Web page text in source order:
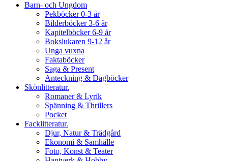
Barn- och Ungdom
Pekböcker 0-3 år
Bilderböcker 3-6 år
Kapitelböcker 6-9 år
Bokslukaren 9-12 år
Unga vuxna
Faktaböcker
Saga & Present
Anteckning & Dagböcker
Skönlitteratur.
Romaner & Lyrik
Spänning & Thrillers
Pocket
Facklitteratur.
Djur, Natur & Trädgård
Ekonomi & Samhälle
Foto, Konst & Teater